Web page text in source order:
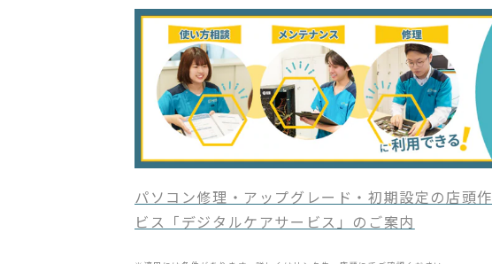
パソコン修理・アップグレード・初期設定の店頭
ビス「デジタルケアサービス」のご案内